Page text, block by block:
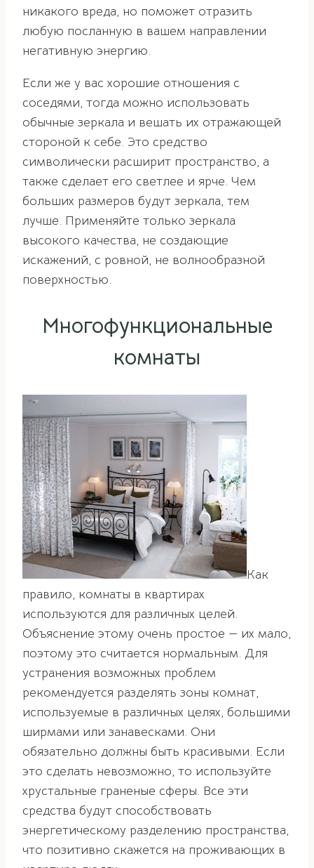
никакого вреда, но поможет отразить
любую посланную в вашем направлении
негативную энергию.
Если же у вас хорошие отношения с
соседями, тогда можно использовать
обычные зеркала и вешать их отражающей
стороной к себе. Это средство
символически расширит пространство, а
также сделает его светлее и ярче. Чем
больших размеров будут зеркала, тем
лучше. Применяйте только зеркала
высокого качества, не создающие
искажений, с ровной, не волнообразной
поверхностью.
Многофункциональные
комнаты
Как
правило, комнаты в квартирах
используются для различных целей.
Объяснение этому очень простое — их мало,
поэтому это считается нормальным. Для
устранения возможных проблем
рекомендуется разделять зоны комнат,
используемые в различных целях, большими
ширмами или занавесками. Они
обязательно должны быть красивыми. Если
это сделать невозможно, то используйте
хрустальные граненые сферы. Все эти
средства будут способствовать
энергетическому разделению пространства,
что позитивно скажется на проживающих в